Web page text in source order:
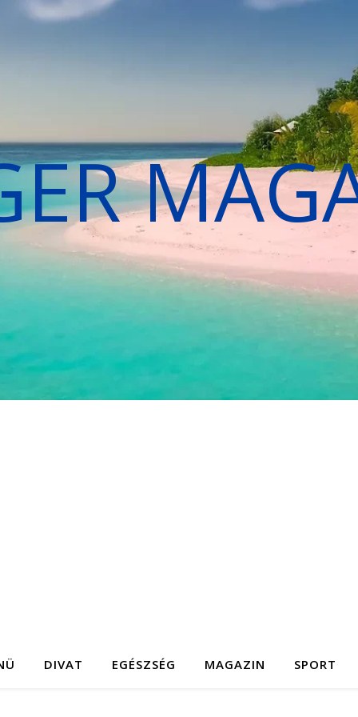
DIVAT EGÉSZSÉG MAGAZIN SPORT